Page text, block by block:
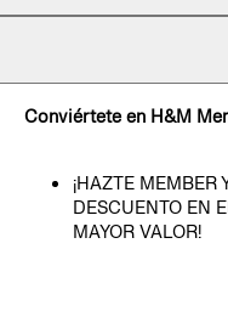
Conviértete en H&M
¡HAZTE MEMBER
DESCUENTO EN
MAYOR VALOR!